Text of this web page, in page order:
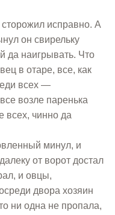
исправно. А
он свирельку
да наигрывать. Что
в отаре, все, как
всех —
возле паренька
всех, чинно да
минул, и
от ворот достал
и овцы,
двора хозяин
ни одна не пропала,